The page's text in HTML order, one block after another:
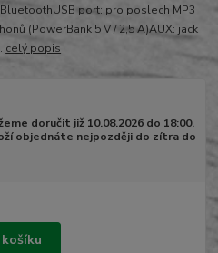
port: pro poslech MP3
(PowerBank 5 V / 2,5 A)AUX: jack
celý popis
doručit již 10.08.2026 do 18:00.
objednáte nejpozději do zítra do